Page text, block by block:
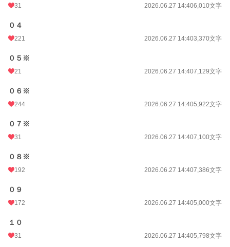
31 2026.06.27 14:406,010文字
０４
221 2026.06.27 14:403,370文字
０５※
21 2026.06.27 14:407,129文字
０６※
244 2026.06.27 14:405,922文字
０７※
31 2026.06.27 14:407,100文字
０８※
192 2026.06.27 14:407,386文字
０９
172 2026.06.27 14:405,000文字
１０
31 2026.06.27 14:405,798文字